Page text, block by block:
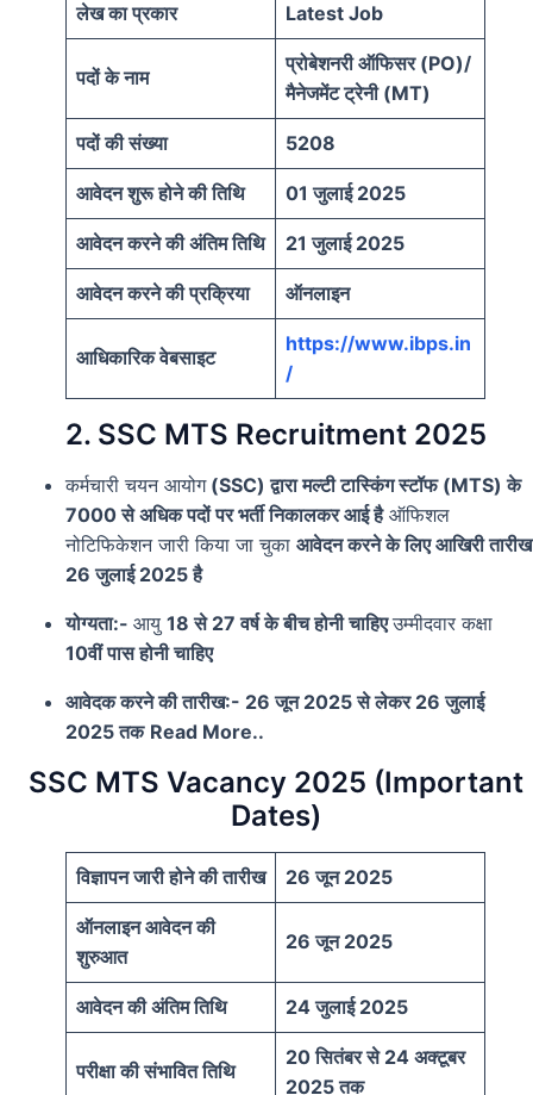
लेख का प्रकार Latest Job
पदों के नाम
प्रोबेशनरी ऑफिसर (PO)/
मैनेजमेंट ट्रेनी (MT)
पदों की संख्या 5208
आवेदन शुरू होने की तिथि 01 जुलाई 2025
आवेदन करने की अंतिम तिथि 21 जुलाई 2025
आवेदन करने की प्रक्रिया ऑनलाइन
आधिकारिक वेबसाइट
https://www.ibps.in
/
2. SSC MTS Recruitment 2025
कर्मचारी चयन आयोग(SSC) द्वारा मल्टी टास्किंग स्टॉफ (MTS) के
7000 से अधिक पदों पर भर्ती निकालकर आई हैऑफिशल
नोटिफिकेशन जारी किया जा चुका आवेदन करने के लिए आखिरी तारीख
26 जुलाई 2025 है
योग्यता:- आयु 18 से 27 वर्ष के बीच होनी चाहिएउम्मीदवार कक्षा
10वीं पास होनी चाहिए
आवेदक करने की तारीख:- 26 जून 2025 से लेकर 26 जुलाई
2025 तक Read More..
SSC MTS Vacancy 2025 (Important
Dates)
विज्ञापन जारी होने की तारीख 26 जून 2025
ऑनलाइन आवेदन की
शुरुआत
26 जून 2025
आवेदन की अंतिम तिथि 24 जुलाई 2025
परीक्षा की संभावित तिथि
20 सितंबर से 24 अक्टूबर
2025 तक